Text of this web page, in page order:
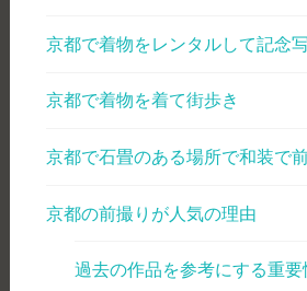
京都で着物をレンタルして記念
京都で着物を着て街歩き
京都で石畳のある場所で和装で
京都の前撮りが人気の理由
過去の作品を参考にする重要